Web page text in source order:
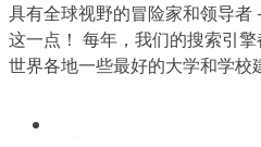
具有全球视野的冒险家和领导者
这一点！ 每年，我们的搜索引
世界各地一些最好的大学和学校